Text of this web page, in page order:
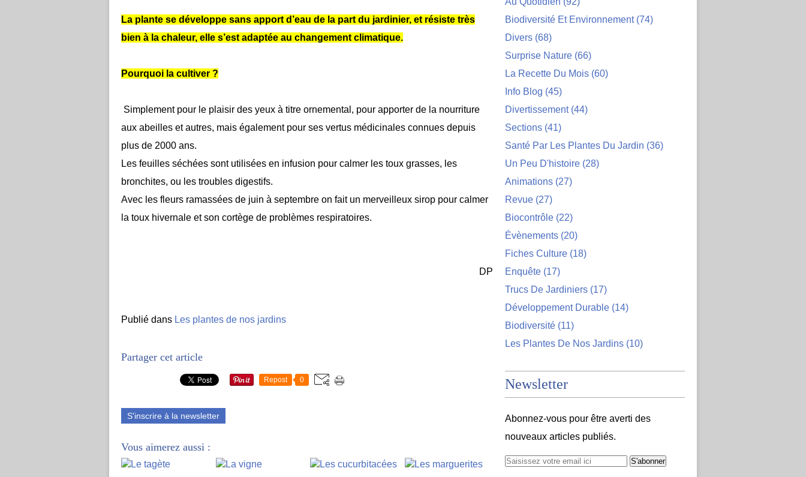
La plante se développe sans apport d’eau de la part du jardinier, et résiste très
bien à la chaleur, elle s’est adaptée au changement climatique.
Pourquoi la cultiver ?
Simplement pour le plaisir des yeux à titre ornemental, pour apporter de la nourriture
aux abeilles et autres, mais également pour ses vertus médicinales connues depuis
plus de 2000 ans.
Les feuilles séchées sont utilisées en infusion pour calmer les toux grasses, les
bronchites, ou les troubles digestifs.
Avec les fleurs ramassées de juin à septembre on fait un merveilleux sirop pour calmer
la toux hivernale et son cortège de problèmes respiratoires.
DP
Publié dans Les plantes de nos jardins
Partager cet article
Repost 0
S'inscrire à la newsletter
Vous aimerez aussi :
Biodiversité Et Environnement(74)
Divers (68)
Surprise Nature (66)
La Recette Du Mois (60)
Info Blog (45)
Divertissement(44)
Sections (41)
Santé Par Les Plantes Du Jardin (36)
Un Peu D'histoire (28)
Animations (27)
Revue (27)
Biocontrôle (22)
Évènements (20)
Fiches Culture (18)
Enquête (17)
Trucs De Jardiniers (17)
Développement Durable (14)
Biodiversité (11)
Les Plantes De Nos Jardins (10)
Newsletter
Abonnez-vous pour être averti des
nouveaux articles publiés.